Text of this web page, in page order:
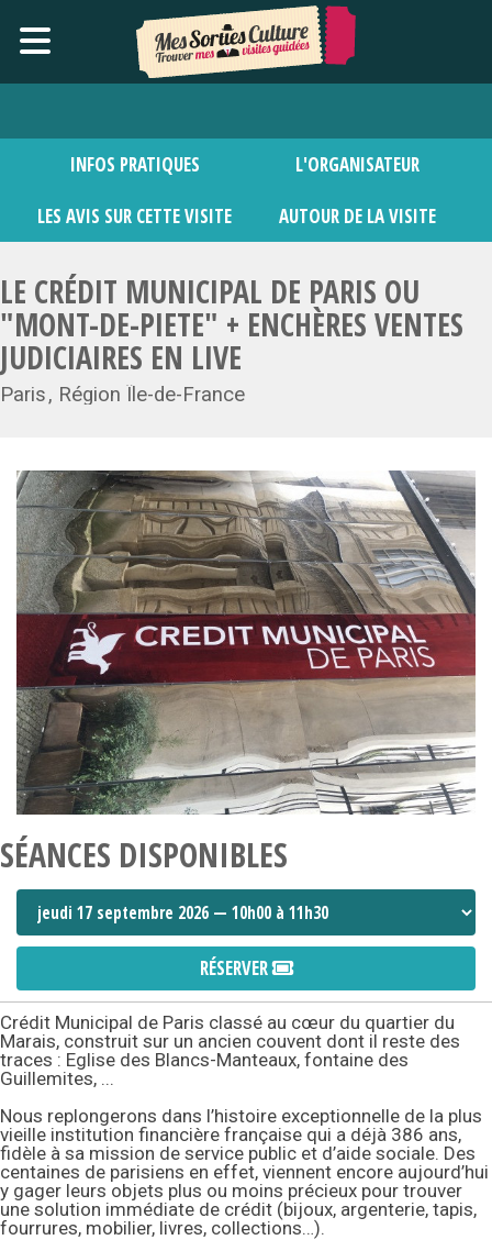
INFOS PRATIQUES L'ORGANISATEUR
LES AVIS SUR CETTE VISITE AUTOUR DE LA VISITE
LE CRÉDIT MUNICIPAL DE PARIS OU
"MONT-DE-PIETE" + ENCHÈRES VENTES
JUDICIAIRES EN LIVE
Paris Région Île-de-France
SÉANCES DISPONIBLES
RÉSERVER
Crédit Municipal de Paris classé au cœur du quartier du
Marais, construit sur un ancien couvent dont il reste des
traces : Eglise des Blancs-Manteaux, fontaine des
Guillemites, ...
Nous replongerons dans l’histoire exceptionnelle de la plus
vieille institution financière française qui a déjà 386 ans,
fidèle à sa mission de service public et d’aide sociale. Des
centaines de parisiens en effet, viennent encore aujourd’hui
y gager leurs objets plus ou moins précieux pour trouver
une solution immédiate de crédit (bijoux, argenterie, tapis,
fourrures, mobilier, livres, collections…).